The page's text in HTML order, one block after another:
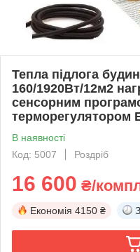
Тепла підлога
160/1920Вт/12м2
сенсорним
терморегулятором
В наявності
Код: 5007
Роздріб
16 600 ₴/
Економія 4150 ₴